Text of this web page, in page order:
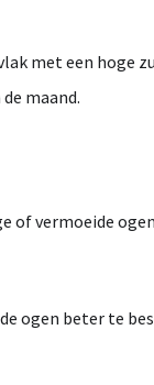
met een hoge
maand.
of vermoeide
ogen beter te